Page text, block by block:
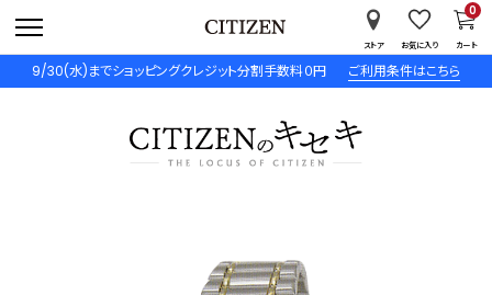
9/30(水)までショッピングクレジット分割手数料０円 ご利用条件はこちら
ストア お気に入り カート
0